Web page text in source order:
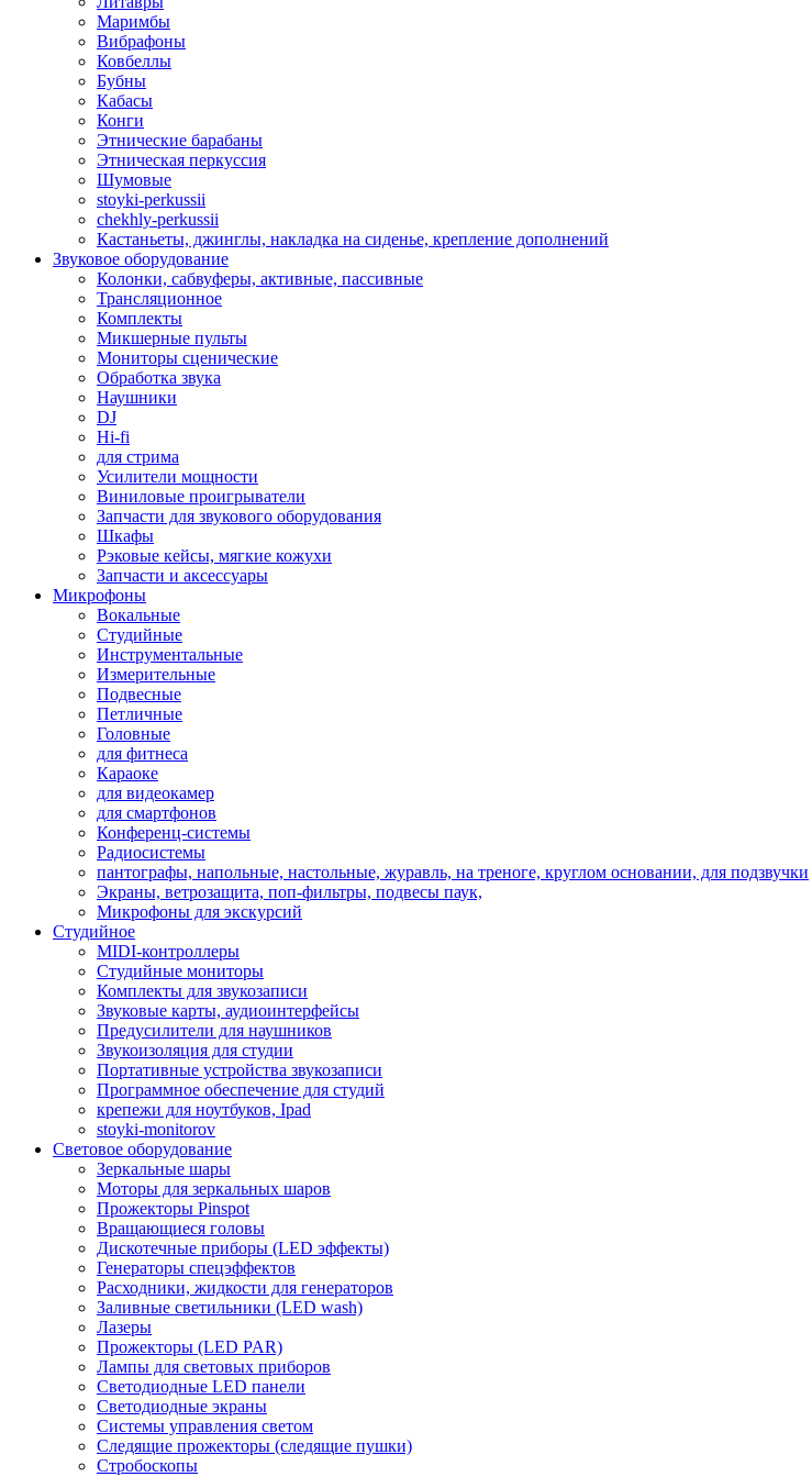
Маримбы
Вибрафоны
Ковбеллы
Бубны
Кабасы
Конги
Этнические барабаны
Этническая перкуссия
Шумовые
stoyki-perkussii
chekhly-perkussii
Кастаньеты, джинглы, накладка на сиденье, крепление дополнений
Звуковое оборудование
Колонки, сабвуферы, активные, пассивные
Трансляционное
Комплекты
Микшерные пульты
Мониторы сценические
Обработка звука
Наушники
DJ
Hi-fi
для стрима
Усилители мощности
Виниловые проигрыватели
Запчасти для звукового оборудования
Шкафы
Рэковые кейсы, мягкие кожухи
Запчасти и аксессуары
Микрофоны
Вокальные
Студийные
Инструментальные
Измерительные
Подвесные
Петличные
Головные
для фитнеса
Караоке
для видеокамер
для смартфонов
Конференц-системы
Радиосистемы
пантографы, напольные, настольные, журавль, на треноге, круглом основании, для подзвучки
Экраны, ветрозащита, поп-фильтры, подвесы паук,
Микрофоны для экскурсий
Студийное
MIDI-контроллеры
Студийные мониторы
Комплекты для звукозаписи
Звуковые карты, аудиоинтерфейсы
Предусилители для наушников
Звукоизоляция для студии
Портативные устройства звукозаписи
Программное обеспечение для студий
крепежи для ноутбуков, Ipad
stoyki-monitorov
Световое оборудование
Зеркальные шары
Моторы для зеркальных шаров
Прожекторы Pinspot
Вращающиеся головы
Дискотечные приборы (LED эффекты)
Генераторы спецэффектов
Расходники, жидкости для генераторов
Заливные светильники (LED wash)
Лазеры
Прожекторы (LED PAR)
Лампы для световых приборов
Светодиодные LED панели
Светодиодные экраны
Системы управления светом
Следящие прожекторы (следящие пушки)
Стробоскопы